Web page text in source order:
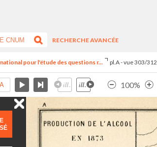
RECHERCHE AVANCÉE
pour l'étude des questions r... pl.A - vue 303/312
100%